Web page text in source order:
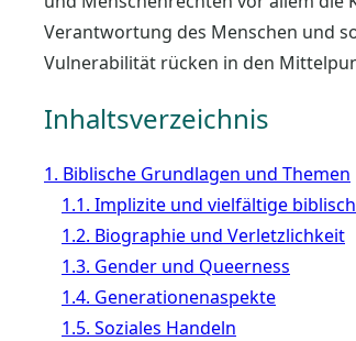
Verantwortung des Menschen und
Vulnerabilität rücken in den
Inhaltsverzeichnis
1. Biblische Grundlagen und Themen
1.1. Implizite und vielfältige
1.2. Biographie und Verletzlichkeit
1.3. Gender und Queerness
1.4. Generationenaspekte
1.5. Soziales Handeln